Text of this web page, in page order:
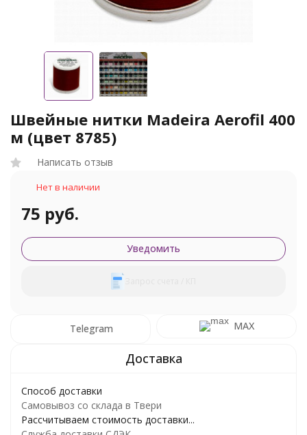
Швейные нитки Madeira Aerofil 400
м (цвет 8785)
Написать отзыв
Нет в наличии
75 руб.
Уведомить
Telegram MAX
Способ доставки
Самовывоз со склада в Твери
Рассчитываем стоимость доставки...